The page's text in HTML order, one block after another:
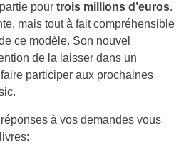
pour trois millions d’euros.
mais tout à fait compréhensible
ce modèle. Son nouvel
de la laisser dans un
participer aux prochaines
à vos demandes vous